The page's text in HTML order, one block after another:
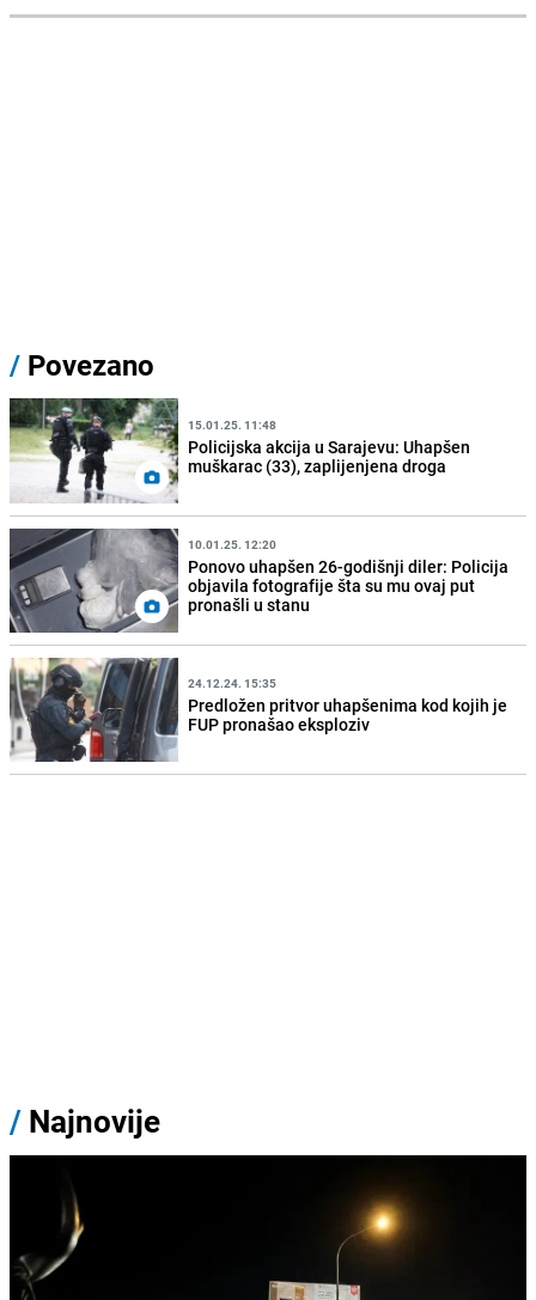
/ Povezano
15.01.25. 11:48
Policijska akcija u Sarajevu: Uhapšen
muškarac (33), zaplijenjena droga
10.01.25. 12:20
Ponovo uhapšen 26-godišnji diler: Policija
objavila fotografije šta su mu ovaj put
pronašli u stanu
24.12.24. 15:35
Predložen pritvor uhapšenima kod kojih je
FUP pronašao eksploziv
/ Najnovije